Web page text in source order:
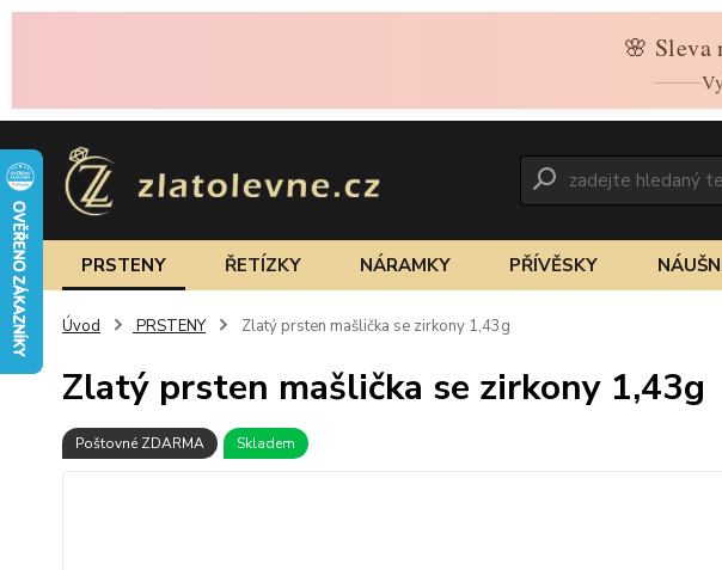
🌸 Sleva
PRSTENY ŘETÍZKY NÁRAMKY PŘÍVĚSKY
Úvod PRSTENY Zlatý prsten mašlička se zirkony 1,43g
Zlatý prsten mašlička se zirkony 1,43g
Poštovné ZDARMA Skladem